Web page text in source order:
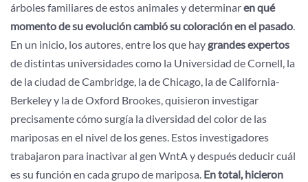
árboles familiares de estos animales y determinaren qué
momento de su evolución cambió su coloración en el pasado.
En un inicio, los autores, entre los que hay grandes expertos
de distintas universidades como la Universidad de Cornell, la
de la ciudad de Cambridge, la de Chicago, la de California-
Berkeley y la de Oxford Brookes, quisieron investigar
precisamente cómo surgía la diversidad del color de las
mariposas en el nivel de los genes. Estos investigadores
trabajaron para inactivar al gen WntA y después deducir cuál
es su función en cada grupo de mariposa. En total, hicieron